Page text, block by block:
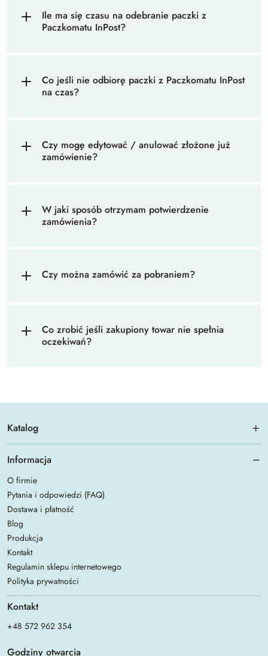
Ile ma się czasu na odebranie paczki z
Paczkomatu InPost?
Co jeśli nie odbiorę paczki z Paczkomatu InPost
na czas?
Czy mogę edytować / anulować złożone już
zamówienie?
W jaki sposób otrzymam potwierdzenie
zamówienia?
Czy można zamówić za pobraniem?
Co zrobić jeśli zakupiony towar nie spełnia
oczekiwań?
Katalog
Informacja
O firmie
Pytania i odpowiedzi (FAQ)
Dostawa i płatność
Blog
Produkcja
Kontakt
Regulamin sklepu internetowego
Polityka prywatności
Kontakt
+48 572 962 354
Godziny otwarcia